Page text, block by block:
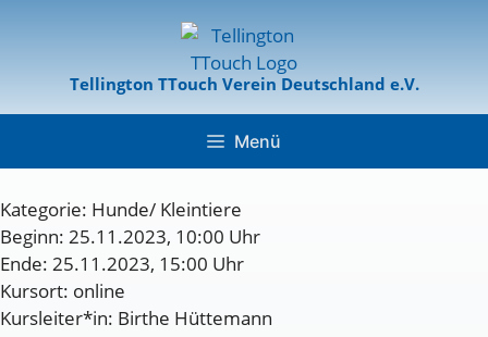
Tellington TTouch Verein Deutschland e.V.
Menü
Kategorie: Hunde/ Kleintiere
Beginn: 25.11.2023, 10:00 Uhr
Ende: 25.11.2023, 15:00 Uhr
Kursort: online
Kursleiter*in: Birthe Hüttemann